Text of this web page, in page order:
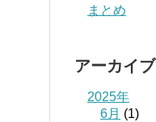
まとめ
アーカイブ
2025年
6月 (1)